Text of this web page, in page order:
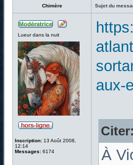
Chimère Sujet du
Lueur dans la nuit
Inscription: 13 Août 2008,
12:14
Messages: 6174
aux-
Citer:
À